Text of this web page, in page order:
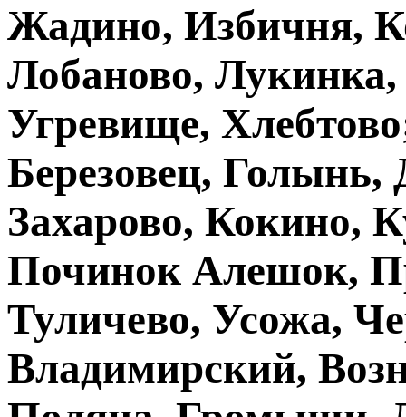
Жадино, Избичня,
Лобаново,
Угревище,
Березовец,
Захарово, Кокино,
Починок Алешок,
Туличево, Усожа,
Владимирский,